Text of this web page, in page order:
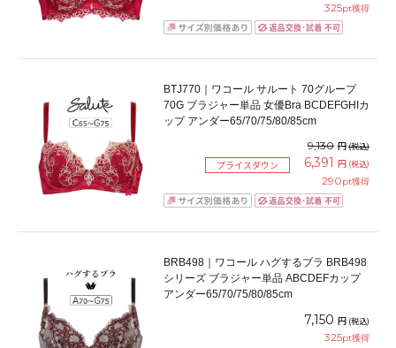
325pt獲得
BTJ770｜ワコール サルート 70グループ
70G ブラジャー単品 女優Bra BCDEFGHIカ
ップ アンダー65/70/75/80/85cm
9,130 円(税込)
プライスダウン 6,391 円 (税込)
290pt獲得
BRB498｜ワコール ハグするブラ BRB498
シリーズ ブラジャー単品 ABCDEFカップ
アンダー65/70/75/80/85cm
7,150 円 (税込)
325pt獲得